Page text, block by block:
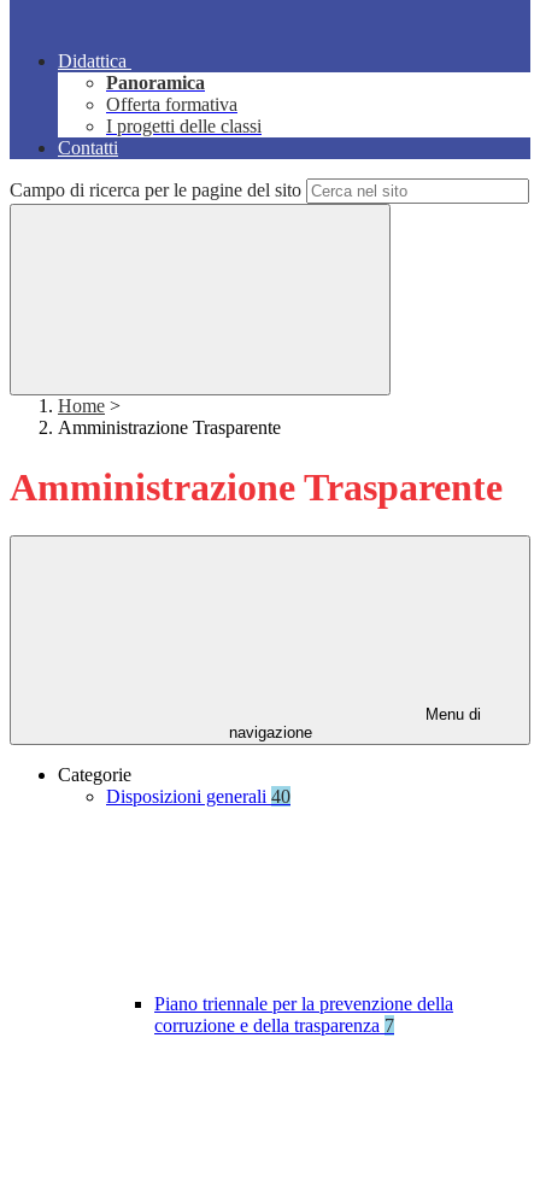
Didattica
Panoramica
Offerta formativa
I progetti delle classi
Contatti
Campo di ricerca per le pagine del sito
Home >
Amministrazione Trasparente
Amministrazione Trasparente
Menu di
navigazione
Categorie
Disposizioni generali 40
Piano triennale per la prevenzione della
corruzione e della trasparenza 7